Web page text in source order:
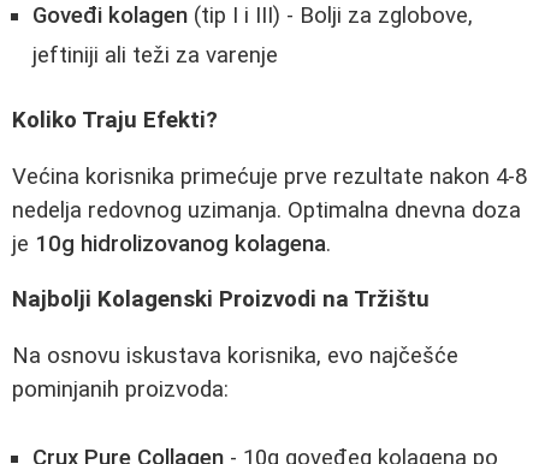
Goveđi kolagen (tip I i III) - Bolji za zglobove,
jeftiniji ali teži za varenje
Koliko Traju Efekti?
Većina korisnika primećuje prve rezultate nakon 4-8
nedelja redovnog uzimanja. Optimalna dnevna doza
je 10g hidrolizovanog kolagena.
Najbolji Kolagenski Proizvodi na Tržištu
Na osnovu iskustava korisnika, evo najčešće
pominjanih proizvoda:
Crux Pure Collagen - 10g goveđeg kolagena po